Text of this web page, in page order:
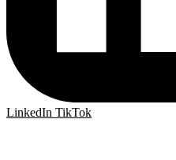
LinkedIn TikTok